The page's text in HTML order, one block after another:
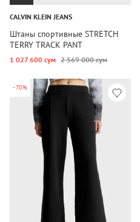
CALVIN KLEIN JEANS
Штаны спортивные STRETCH
TERRY TRACK PANT
1 027 600 сум 2 569 000 сум
-70%